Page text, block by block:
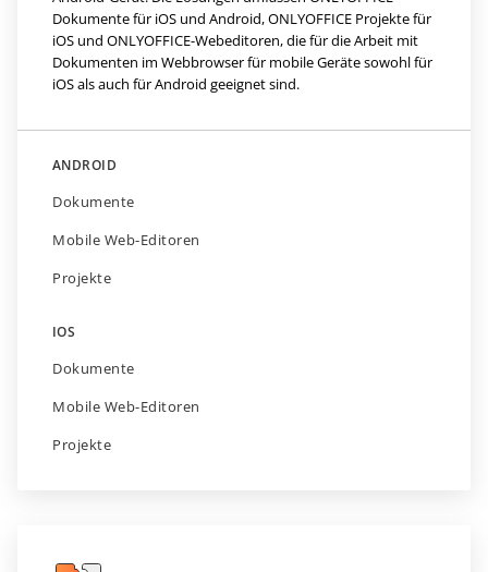
Dokumente für iOS und Android, ONLYOFFICE Projekte für
iOS und ONLYOFFICE-Webeditoren, die für die Arbeit mit
Dokumenten im Webbrowser für mobile Geräte sowohl für
iOS als auch für Android geeignet sind.
ANDROID
Dokumente
Mobile Web-Editoren
Projekte
IOS
Dokumente
Mobile Web-Editoren
Projekte